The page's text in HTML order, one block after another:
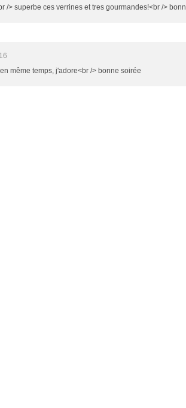
/> superbe ces verrines et tres gourmandes!<br />
même temps, j'adore<br /> bonne soirée